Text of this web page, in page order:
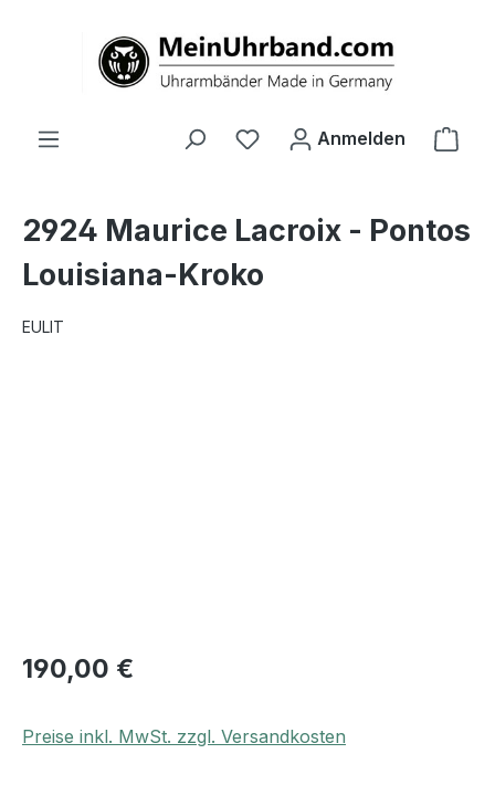
Anmelden
2924 Maurice Lacroix - Pontos
Louisiana-Kroko
EULIT
190,00 €
Preise inkl. MwSt. zzgl. Versandkosten